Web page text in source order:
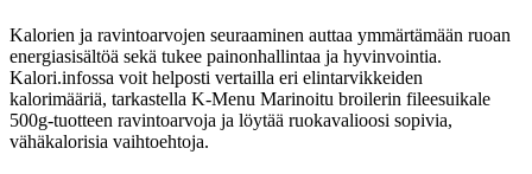
Kalorien ja ravintoarvojen seuraaminen auttaa ymmärtämään ruoan
energiasisältöä sekä tukee painonhallintaa ja hyvinvointia.
Kalori.infossa voit helposti vertailla eri elintarvikkeiden
kalorimääriä, tarkastella K-Menu Marinoitu broilerin fileesuikale
500g-tuotteen ravintoarvoja ja löytää ruokavalioosi sopivia,
vähäkalorisia vaihtoehtoja.